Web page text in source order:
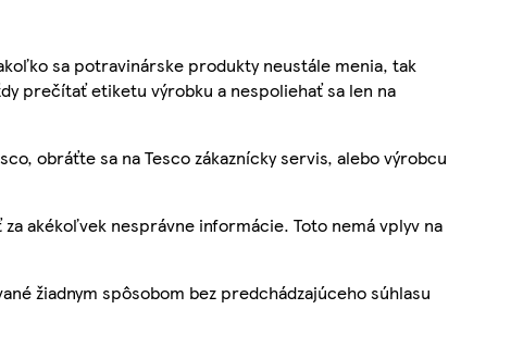
sa potravinárske produkty neustále menia, tak
prečítať etiketu výrobku a nespoliehať sa len na
obráťte sa na Tesco zákaznícky servis, alebo výrobcu
akékoľvek nesprávne informácie. Toto nemá vplyv na
žiadnym spôsobom bez predchádzajúceho súhlasu